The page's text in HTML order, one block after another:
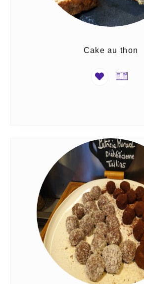
Cake au thon